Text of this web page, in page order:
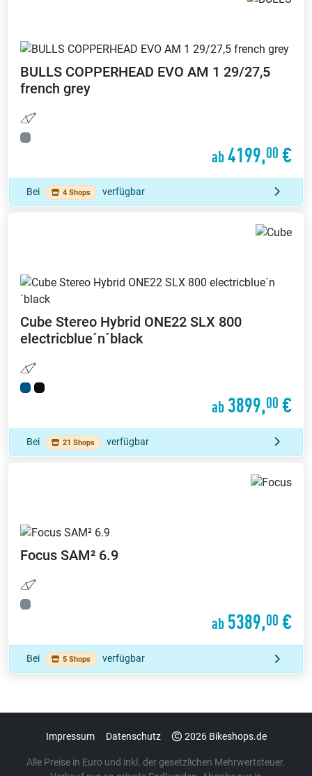
BULLS COPPERHEAD EVO AM 1 29/27,5
french grey
ab4199,00 €
Bei 4 Shops verfügbar
Cube Stereo Hybrid ONE22 SLX 800
electricblue´n´black
ab 3899,00 €
Bei 21 Shops verfügbar
Focus SAM² 6.9
ab 5389,00 €
Bei 5 Shops verfügbar
Impressum Datenschutz 2026 Bikeshops.de
Alle Preise in Euro und inkl. der gesetzlichen Mehrwertsteuer.